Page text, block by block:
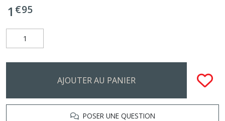
1 €95
AJOUTER AU PANIER
POSER UNE QUESTION